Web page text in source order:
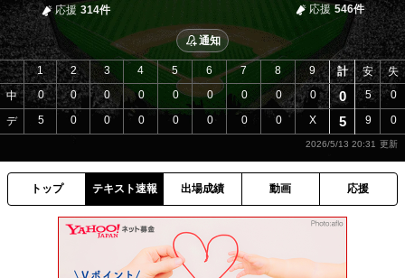
応援 314件 応援 546件
通知
中
デ
1 2 3 4 5 6 7 8
9
0
0 0 0 0 0 0 0
0
5
0 0 0 0 0 0 0 X
計 安 失
0 5 0
5 9 0
2026/5/13 20:31
トップ テキスト速報 出場成績 動画 応援